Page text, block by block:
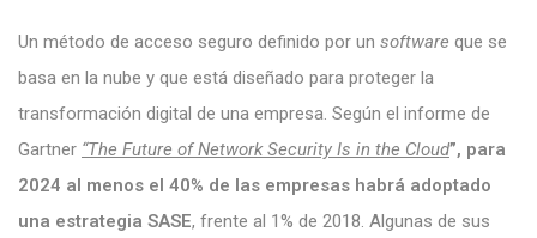
Un método de acceso seguro definido por un software que se
basa en la nube y que está diseñado para proteger la
transformación digital de una empresa. Según el informe de
Gartner “The Future of Network Security Is in the Cloud”, para
2024 al menos el 40% de las empresas habrá adoptado
una estrategia SASE, frente al 1% de 2018. Algunas de sus